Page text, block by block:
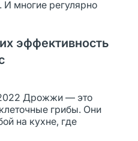
многие регулярно
эффективность
Дрожжи — это
грибы. Они
на кухне, где